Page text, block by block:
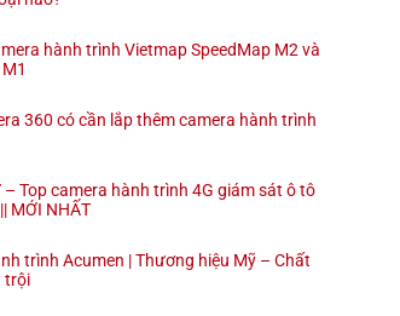
hành trình Vietmap SpeedMap M2 và
360 có cần lắp thêm camera hành trình
– Top camera hành trình 4G giám sát ô tô
MỚI NHẤT
trình Acumen | Thương hiệu Mỹ – Chất
trội